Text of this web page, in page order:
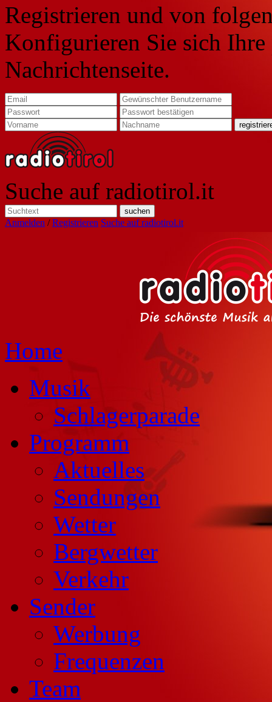
Registrieren und von
Konfigurieren Sie sich
Nachrichtenseite.
Suche auf radiotirol.it
Anmelden /Registrieren Suche auf radiotirol.it
Home
Musik
Schlagerparade
Programm
Aktuelles
Sendungen
Wetter
Bergwetter
Verkehr
Sender
Werbung
Frequenzen
Team